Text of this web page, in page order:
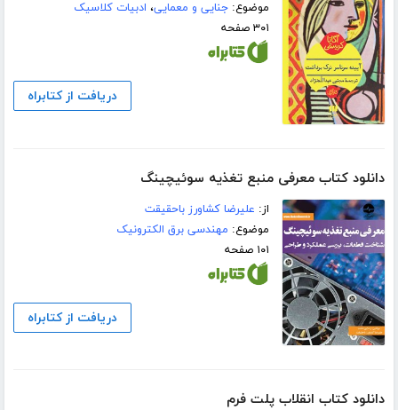
موضوع:جنایی و معمایی، ادبیات کلاسیک
۳۰۱ صفحه
دریافت از کتابراه
دانلود کتاب معرفی منبع تغذیه سوئیچینگ
از: علیرضا کشاورز باحقیقت
موضوع: مهندسی برق الکترونیک
۱۰۱ صفحه
دریافت از کتابراه
دانلود کتاب انقلاب پلت فرم